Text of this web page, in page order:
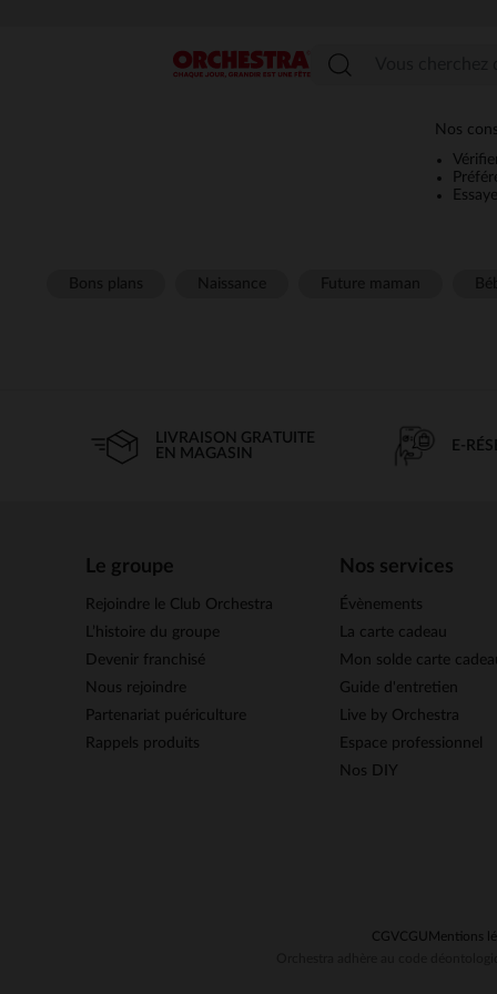
Menu
Nos
LIVRAISON GRATUITE
EN MAGASIN
E-
Le groupe
Rejoindre le Club Orchestra
L’histoire du groupe
Devenir franchisé
Nous rejoindre
Partenariat puériculture
Rappels produits
Nos services
Évènements
La carte cadeau
Mon solde carte
Guide d'entretien
Live by Orchestra
Espace professionnel
Nos DIY
CGVCGU Mentions